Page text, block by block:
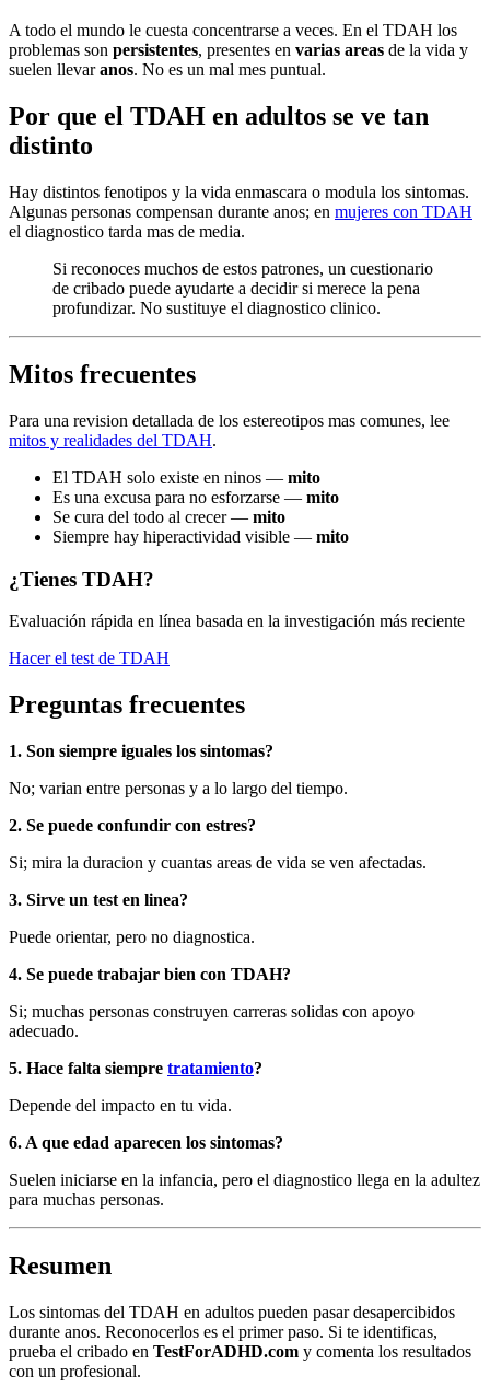
A todo el mundo le cuesta concentrarse a veces. En el TDAH los
problemas son persistentes, presentes en varias areas de la vida y
suelen llevaranos. No es un mal mes puntual.
Por que el TDAH en adultos se ve tan
distinto
Hay distintos fenotipos y la vida enmascara o modula los sintomas.
Algunas personas compensan durante anos; en mujeres con TDAH
el diagnostico tarda mas de media.
Si reconoces muchos de estos patrones, un cuestionario
de cribado puede ayudarte a decidir si merece la pena
profundizar. No sustituye el diagnostico clinico.
Mitos frecuentes
Para una revision detallada de los estereotipos mas comunes, lee
mitos y realidades del TDAH.
El TDAH solo existe en ninos — mito
Es una excusa para no esforzarse — mito
Se cura del todo al crecer — mito
Siempre hay hiperactividad visible — mito
¿Tienes TDAH?
Evaluación rápida en línea basada en la investigación más reciente
Hacer el test de TDAH
Preguntas frecuentes
1. Son siempre iguales los sintomas?
No; varian entre personas y a lo largo del tiempo.
2. Se puede confundir con estres?
Si; mira la duracion y cuantas areas de vida se ven afectadas.
3. Sirve un test en linea?
Puede orientar, pero no diagnostica.
4. Se puede trabajar bien con TDAH?
Si; muchas personas construyen carreras solidas con apoyo
adecuado.
5. Hace falta siempre tratamiento?
Depende del impacto en tu vida.
6. A que edad aparecen los sintomas?
Suelen iniciarse en la infancia, pero el diagnostico llega en la adultez
para muchas personas.
Resumen
Los sintomas del TDAH en adultos pueden pasar desapercibidos
durante anos. Reconocerlos es el primer paso. Si te identificas,
prueba el cribado en TestForADHD.com y comenta los resultados
con un profesional.